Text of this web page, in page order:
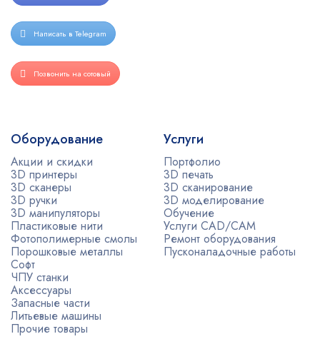
Написать в Telegram
Позвонить на сотовый
Оборудование
Акции и скидки
3D принтеры
3D сканеры
3D ручки
3D манипуляторы
Пластиковые нити
Фотополимерные смолы
Порошковые металлы
Софт
ЧПУ станки
Аксессуары
Запасные части
Литьевые машины
Прочие товары
Услуги
Портфолио
3D печать
3D сканирование
3D моделирование
Обучение
Услуги CAD/CAM
Ремонт оборудования
Пусконаладочные работы